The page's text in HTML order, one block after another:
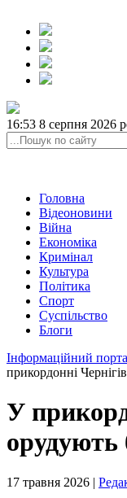
16:53 8 серпня 2026
Головна
Відеоновини
Війна
Економіка
Кримінал
Культура
Політика
Спорт
Суспільство
Блоги
Інформаційний
прикордонні
У
орудують
17 травня 2026 |